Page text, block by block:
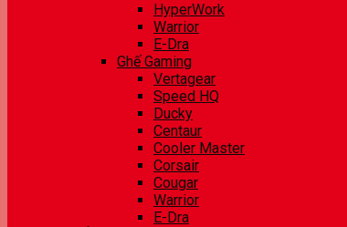
HyperWork
Warrior
E-Dra
Ghế Gaming
Vertagear
Speed HQ
Ducky
Centaur
Cooler Master
Corsair
Cougar
Warrior
E-Dra